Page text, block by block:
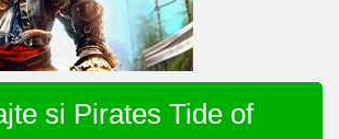
si Pirates Tide of